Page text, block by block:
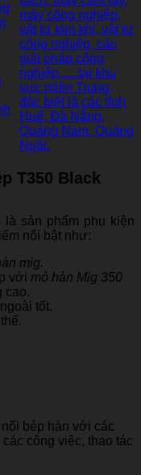
T350 Black
là sản phẩm phụ kiện
nổi bật như:
mig.
với mỏ hàn Mig 350
cao.
tốt.
bép hàn với các
công việc, thao tác